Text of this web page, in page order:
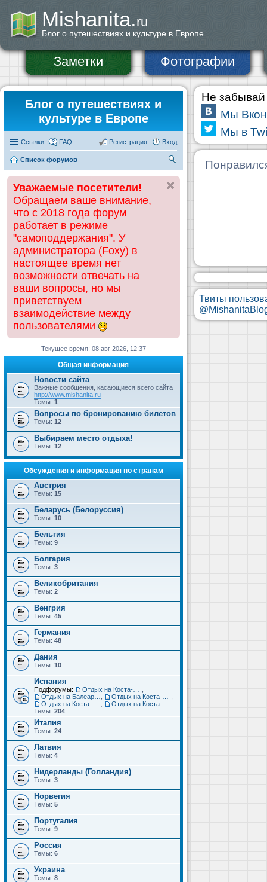
Mishanita.ru
Блог о путешествиях и культуре в Европе
Заметки Фотографии
Блог о путешествиях и
культуре в Европе
Ссылки FAQ Вход
Регистрация
Список форумов
ск
Уважаемые посетители!
Обращаем ваше внимание,
что с 2018 года форум
работает в режиме
"самоподдержания". У
администратора (Foxy) в
настоящее время нет
возможности отвечать на
ваши вопросы, но мы
приветствуем
взаимодействие между
пользователями
Текущее время: 08 авг 2026, 12:37
Общая информация
Новости сайта
Важные сообщения, касающиеся всего сайта
http://www.mishanita.ru
Темы: 1
Вопросы по бронированию билетов
Темы: 12
Выбираем место отдыха!
Темы: 12
Обсуждения и информация по странам
Австрия
Темы: 15
Беларусь (Белоруссия)
Темы: 10
Бельгия
Темы: 9
Болгария
Темы: 3
Великобритания
Темы: 2
Венгрия
Темы: 45
Германия
Темы: 48
Дания
Темы: 10
Испания
Подфорумы:
Темы: 204
Италия
Темы: 24
Латвия
Темы: 4
Нидерланды (Голландия)
Темы: 3
Норвегия
Темы: 5
Португалия
Темы: 9
Россия
Темы: 6
Украина
Темы: 8
Не забывай
Мы
Мы в
Твиты